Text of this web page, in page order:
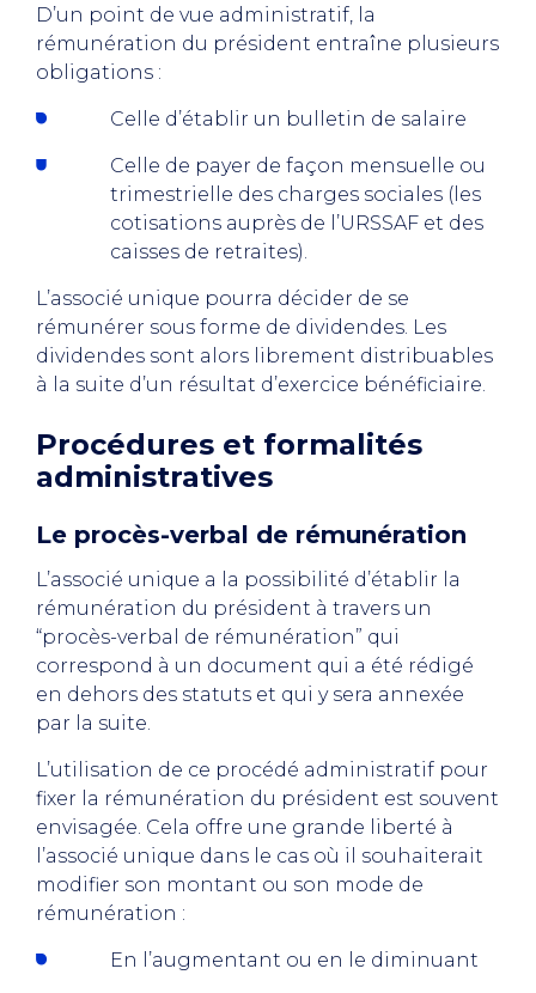
D’un point de vue administratif, la
rémunération du président entraîne plusieurs
obligations :
Celle d’établir un bulletin de salaire
Celle de payer de façon mensuelle ou
trimestrielle des charges sociales (les
cotisations auprès de l’URSSAF et des
caisses de retraites).
L’associé unique pourra décider de se
rémunérer sous forme de dividendes. Les
dividendes sont alors librement distribuables
à la suite d’un résultat d’exercice bénéficiaire.
Procédures et formalités
administratives
Le procès-verbal de rémunération
L’associé unique a la possibilité d’établir la
rémunération du président à travers un
“procès-verbal de rémunération” qui
correspond à un document qui a été rédigé
en dehors des statuts et qui y sera annexée
par la suite.
L’utilisation de ce procédé administratif pour
fixer la rémunération du président est souvent
envisagée. Cela offre une grande liberté à
l’associé unique dans le cas où il souhaiterait
modifier son montant ou son mode de
rémunération :
En l’augmentant ou en le diminuant